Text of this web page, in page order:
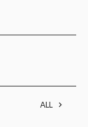
ALL